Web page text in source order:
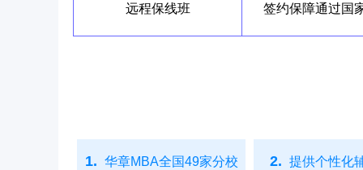
远程保线班 签约保障通过国
1. 华章MBA全国49家分校 2. 提供个性化